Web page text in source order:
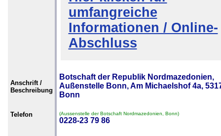
umfangreiche
Informationen / Online-
Abschluss
Anschrift /
Beschreibung
Botschaft der Republik Nordmazedonien,
Außenstelle Bonn, Am Michaelshof 4a,
Bonn
Telefon (Aussenstelle der Botschaft Nordmazedonien, Bonn)
0228-23 79 86